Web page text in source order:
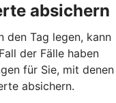
absichern
den Tag legen, kann
der Fälle haben
für Sie, mit denen
absichern.